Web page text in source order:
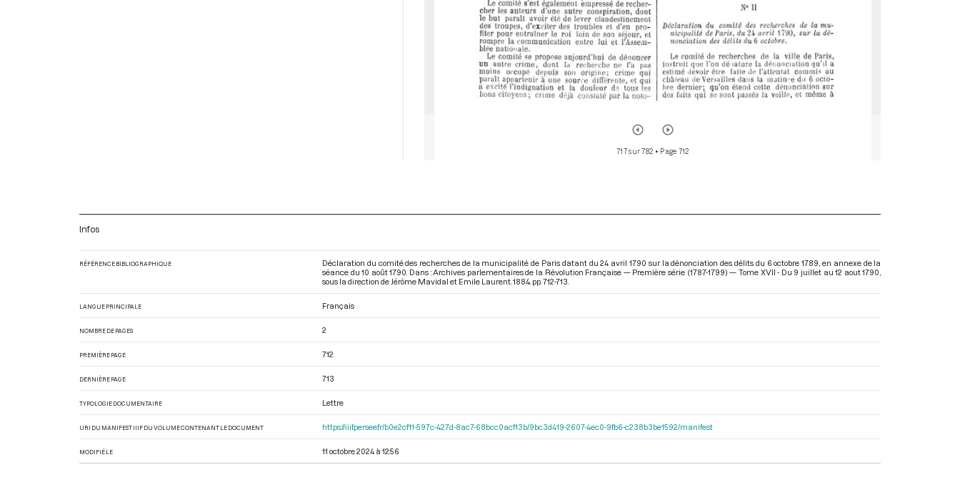
717 sur 782 • Page 712
Infos
RÉFÉRENCE BIBLIOGRAPHIQUE
Déclaration du comité des recherches de la municipalité de Paris datant du 24 avril 1790 sur la dénonciation des délits du 6 octobre 1789, en annexe de la
séance du 10 août 1790. Dans : Archives parlementaires de la Révolution Française — Première série (1787-1799) — Tome XVII - Du 9 juillet au 12 aout 1790
sous la direction de Jérôme Mavidal et Emile Laurent. 1884. pp. 712-713.
LANGUE PRINCIPALE Français
NOMBRE DE PAGES 2
PREMIÈRE PAGE 712
DERNIÈRE PAGE 713
TYPOLOGIE DOCUMENTAIRE Lettre
URI DU MANIFEST IIIF DU VOLUME CONTENANT LE DOCUMENT https://iiif.persee.fr/b0e2cf11-597c-427d-8ac7-68bcc0acf13b/9bc3d419-2607-4ec0-9fb6-c238b3be1592/manifest
MODIFIÉ LE 11 octobre 2024 à 12:56